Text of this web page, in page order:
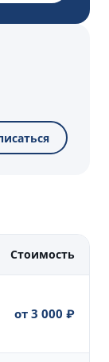
Стоимость
от 3 000 ₽